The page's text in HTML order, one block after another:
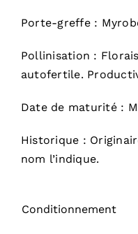
Porte-greffe :
Pollinisation :
autofertile.
Date de maturité :
Historique :
nom l’indique.
Conditionnement